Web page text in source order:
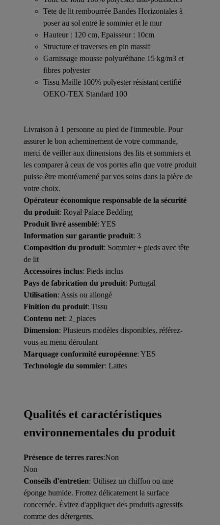
Tete de lit rembourrée Bandes Horizontales à
poser au sol entre le sommier et le mur
Hauteur : 120 cm, Epaisseur : 10cm
Structure et traverses en pin massif
Garnissage mousse polyuréthane 15 kg/m3 et
fibres polyester
Tissu Maille 100% polyester résistant certifié
OEKO-TEX Standard 100
Livraison à 1 personne au pied de l'immeuble. Pour
assurer le bon acheminement de votre commande,
merci de veiller aux dimensions des lits et sommiers et
les comparer à ceux de vos portes afin que votre produit
puisse être monté/amené par vos soins dans la pièce de
votre choix.
Opérateur économique responsable de la sécurité
du produit: Royal Palace Bedding
Produit livré assemblé: YES
Information sur garantie produit: 3
Composition du produit: Sommier + pieds avec tête
de lit
Accessoires inclus: Pieds inclus
Pays de fabrication du produit: Portugal
Utilisation: Assis ou allongé
Finition du produit: Tissu
Contenu net: 2_places
Dimension: Plusieurs modèles disponibles, référez-
vous au menu déroulant
Marquage conformité européenne: YES
Technologie du sommier: Lattes
Qualités et caractéristiques
environnementales du produit
Présence de terres rares:Non
Non
Conseils d'entretien: Utilisez un chiffon ou une
éponge humide. Frottez délicatement la surface
concernée. Évitez d'appliquer des produits agressifs
comme des détergents.